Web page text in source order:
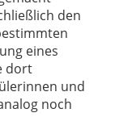
den
eines
dort
und
noch